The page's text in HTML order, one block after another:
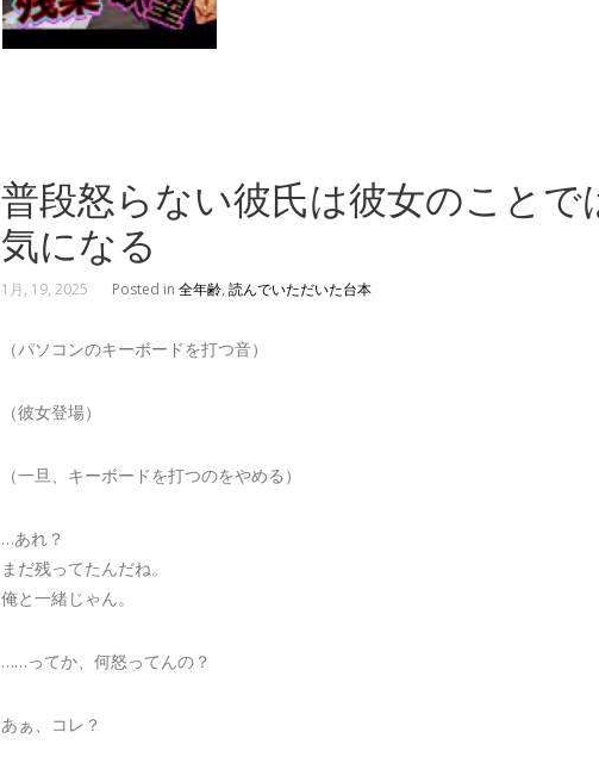
普段怒らない彼氏は彼女のことで
気になる
1月, 19, 2025 Posted in 全年齢, 読んでいただいた台本
（パソコンのキーボードを打つ音）
（彼女登場）
（一旦、キーボードを打つのをやめる）
…あれ？
まだ残ってたんだね。
俺と一緒じゃん。
……ってか、何怒ってんの？
あぁ、コレ？